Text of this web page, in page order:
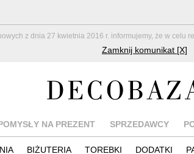
z dnia 27 kwietnia 2016 r. informujemy, że w celu
Zamknij komunikat [X]
NA PREZENT SPRZEDAWCY
BIŻUTERIA TOREBKI DODATKI